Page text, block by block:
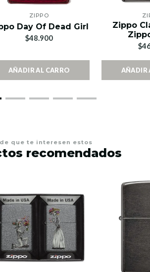
ZIPPO
Day Of Dead Girl
$48.900
AÑADIR AL CARRO
Zippo
AÑADIR
que te interesen estos
recomendados